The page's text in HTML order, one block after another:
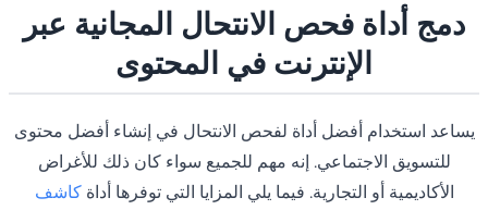
دمج أداة فحص الانتحال المجانية عبر
الإنترنت في المحتوى
يساعد استخدام أفضل أداة لفحص الانتحال في إنشاء أفضل محتوى
للتسويق الاجتماعي. إنه مهم للجميع سواء كان ذلك للأغراض
الأكاديمية أو التجارية. فيما يلي المزايا التي توفرها أداةكاشف